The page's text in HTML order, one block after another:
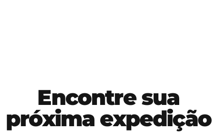
Encontre sua
próxima expedição